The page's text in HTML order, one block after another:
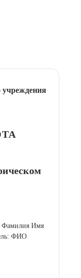
учреждения
Имя
ФИО